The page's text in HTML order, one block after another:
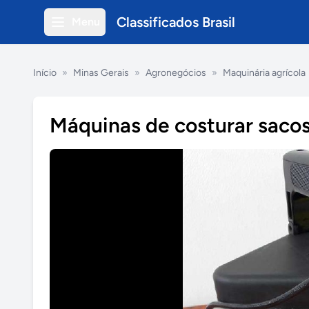
Classificados Brasil
Início » Minas Gerais » Agronegócios » Maquinária agrícola
Máquinas de costurar